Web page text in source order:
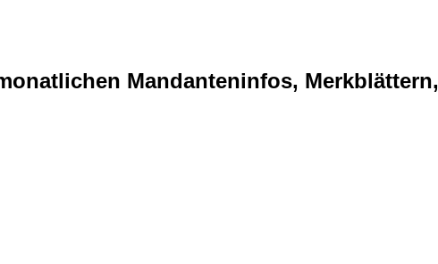
Mandanteninfos, Merkblättern,